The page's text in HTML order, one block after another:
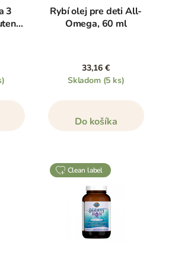
3
Rybí olej pre deti All-
Omega, 60 ml
33,16 €
Skladom (5 ks)
Do košíka
clean label